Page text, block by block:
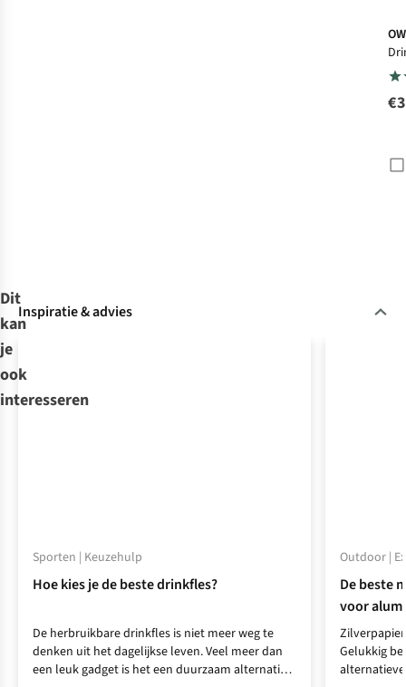
Dit
kan
je
ook
interesseren
Inspiratie & advies
Sporten | Keuzehulp
Hoe kies je de beste drinkfles?
De herbruikbare drinkfles is niet meer weg te
denken uit het dagelijkse leven. Veel meer dan
een leuk gadget is het een duurzaam alternatief
Outdoor |
De beste
voor
Gelukkig